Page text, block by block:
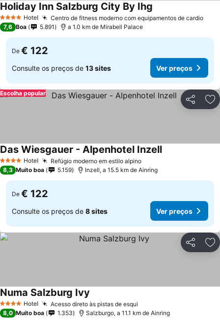
4 EstrelasHotel Centro de fitness moderno com equipamentos de cardio
Holiday Inn Salzburg City By Ihg
7,6 Boa 5.891 a 1.0 km de Mirabell Palace
De € 122
Consulte os preços de 13 sites Ver preços
Partilhar
Escolha popular
4 EstrelasHotel Refúgio moderno em estilo alpino
Das Wiesgauer - Alpenhotel Inzell
8,3 Muito boa 5.159 Inzell, a 15.5 km de Ainring
De € 122
Consulte os preços de 8 sites Ver preços
Partilhar
4 EstrelasHotel Acesso direto às pistas de esqui
Numa Salzburg Ivy
8,0 Muito boa 1.353 Salzburgo, a 11.1 km de Ainring